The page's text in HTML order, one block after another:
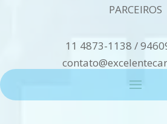
PARCEIROS
11 4873-1138 /